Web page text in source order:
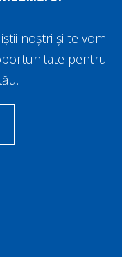
noștri și te vom
pentru